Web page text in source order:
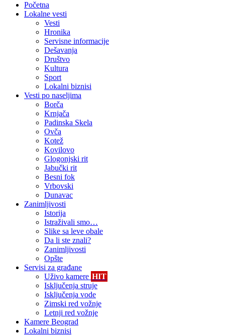
Početna
Lokalne vesti
Vesti
Hronika
Servisne informacije
Dešavanja
Društvo
Kultura
Sport
Lokalni biznisi
Vesti po naseljima
Borča
Krnjača
Padinska Skela
Ovča
Kotež
Kovilovo
Glogonjski rit
Jabučki rit
Besni fok
Vrbovski
Dunavac
Zanimljivosti
Istorija
Istraživali smo…
Slike sa leve obale
Da li ste znali?
Zanimljivosti
Opšte
Servisi za građane
Uživo kamere HIT
Isključenja struje
Isključenja vode
Zimski red vožnje
Letnji red vožnje
Kamere Beograd
Lokalni biznisi